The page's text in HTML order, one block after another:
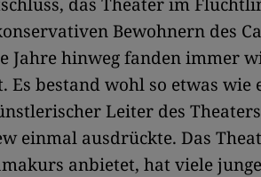
Bewohnern des
Jahre hinweg fanden immer
Es bestand wohl so etwas wie
Leiter des
einmal ausdrückte. Das
anbietet, hat viele